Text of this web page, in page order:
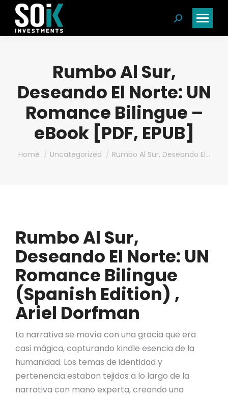
Search:
Rumbo Al Sur,
Deseando El Norte: UN
Romance Bilingue –
eBook [PDF, EPUB]
You are here:
Home Uncategorized Rumbo Al Sur, Deseando El…
Rumbo Al Sur,
Deseando El Norte: UN
Romance Bilingue
(Spanish Edition) ,
Ariel Dorfman
La narrativa se movía con una gracia que era
casi mágica, capturando kindle esencia de la
humanidad. Los temas de identidad y
pertenencia estaban tejidos a lo largo de la
narrativa con mano experta, creando una